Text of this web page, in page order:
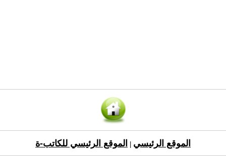
الموقع الرئيسي الموقع الرئيسي للكاتب-ة